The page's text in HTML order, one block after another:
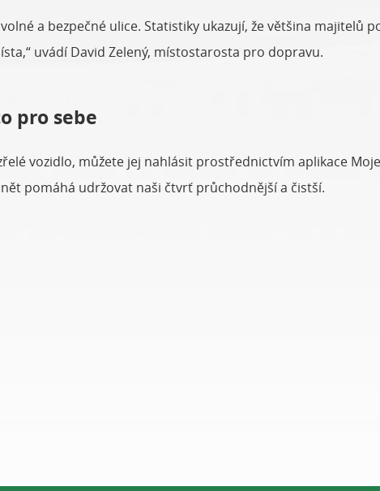
a bezpečné ulice. Statistiky ukazují, že většina majitelů
uvádí David Zelený, místostarosta pro dopravu.
pro sebe
vozidlo, můžete jej nahlásit prostřednictvím aplikace
pomáhá udržovat naši čtvrť průchodnější a čistší.